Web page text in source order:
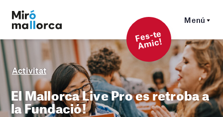
Menú
F
es-t
e
A
mi
c!
Activitat
El Mallorca Live Pro es retroba a
la Fundació!